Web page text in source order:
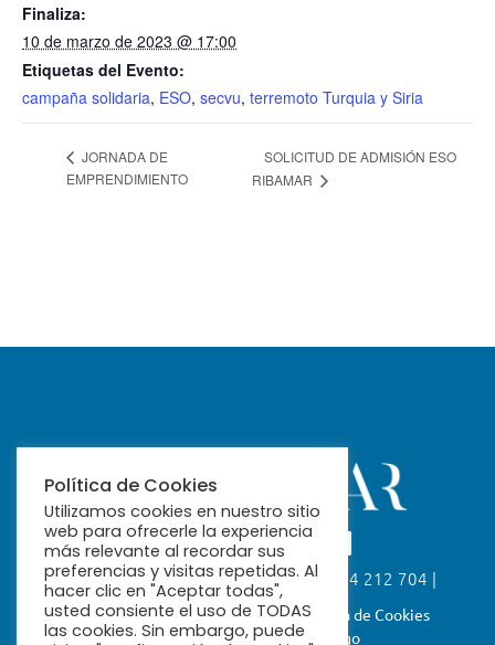
Finaliza:
10 de marzo de 2023 @ 17:00
Etiquetas del Evento:
campaña solidaria, ESO, secvu, terremoto Turquia y Siria
JORNADA DE
EMPRENDIMIENTO
SOLICITUD DE ADMISIÓN ESO
RIBAMAR
Calle Fabiola, 26. 41004 Sevilla | 954 212 704 |
ribamar@ribamar.org
Aviso LegalPolítica de PrivacidadPolítica de Cookies
Términos y Condiciones de Pago
Política de Cookies
Utilizamos cookies en nuestro sitio
web para ofrecerle la experiencia
más relevante al recordar sus
preferencias y visitas repetidas. Al
hacer clic en "Aceptar todas",
usted consiente el uso de TODAS
las cookies. Sin embargo, puede